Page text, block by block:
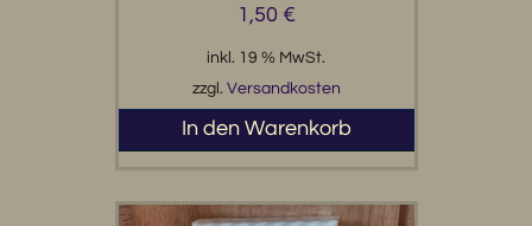
1,50 €
inkl. 19 % MwSt.
zzgl. Versandkosten
In den Warenkorb